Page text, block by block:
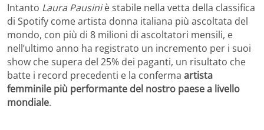
Intanto Laura Pausiniè stabile nella vetta della classifica
di Spotify come artista donna italiana più ascoltata del
mondo, con più di 8 milioni di ascoltatori mensili, e
nell’ultimo anno ha registrato un incremento per i suoi
show che supera del 25% dei paganti, un risultato che
batte i record precedenti e la conferma artista
femminile più performante del nostro paese a livello
mondiale.